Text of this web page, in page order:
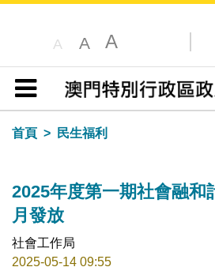
A A A
目錄
首頁
民生福利
2025年度第一期社會融和
月發放
社會工作局
2025-05-14 09:55